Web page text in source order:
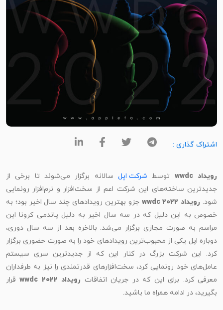
اشتراک گذاری :
رویداد wwdc توسطشرکت اپلسالانه برگزار می‌شوند تا برخی از
جدیدترین ساخته‌های این شرکت اعم از سخت‌افزار و نرم‌افزار رونمایی
شود.رویداد wwdc 2022
جزو بهترین رویدادهای چند سال اخیر بود؛ به
خصوص به این دلیل که در سه سال اخیر به دلیل پاندمی کرونا این
مراسم به صورت مجازی برگزار می‌شد. بالاخره بعد از سه سال دوری،
دوباره اپل یکی از محبوب‌ترین رویدادهای خود را به صورت حضوری برگزار
کرد. این شرکت بزرگ در کنار این که از جدیدترین سری سیستم
عامل‌های خود رونمایی کرد، سخت‌افزارهای قدرتمندی را نیز به طرفداران
معرفی کرد. برای این که در جریان اتفاقاترویداد wwdc 2022
قرار
بگیرید، در ادامه همراه ما باشید.